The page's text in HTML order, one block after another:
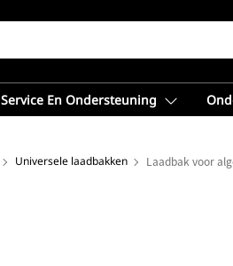
Service En Ondersteuning
Universele laadbakken Laadbak voor